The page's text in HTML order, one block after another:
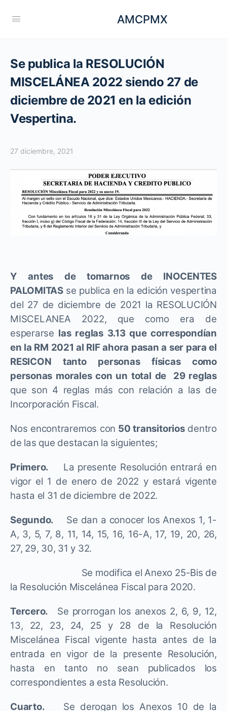
AMCPMX
Se publica la RESOLUCIÓN
MISCELÁNEA 2022 siendo 27 de
diciembre de 2021 en la edición
Vespertina.
27 diciembre, 2021
Y antes de tomarnos de INOCENTES
PALOMITASse publica en la edición vespertina
del 27 de diciembre de 2021 la RESOLUCIÓN
MISCELANEA 2022, que como era de
esperarse las reglas 3.13 que correspondían
en la RM 2021 al RIF ahora pasan a ser para el
RESICON tanto personas físicas como
personas morales con un total de 29 reglas
que son 4 reglas más con relación a las de
Incorporación Fiscal.
Nos encontraremos con 50 transitoriosdentro
de las que destacan la siguientes;
Primero. La presente Resolución entrará en
vigor el 1 de enero de 2022 y estará vigente
hasta el 31 de diciembre de 2022.
Segundo. Se dan a conocer los Anexos 1, 1-
A, 3, 5, 7, 8, 11, 14, 15, 16, 16-A, 17, 19, 20, 26,
27, 29, 30, 31 y 32.
Se modifica el Anexo 25-Bis de
la Resolución Miscelánea Fiscal para 2020.
Tercero. Se prorrogan los anexos 2, 6, 9, 12,
13, 22, 23, 24, 25 y 28 de la Resolución
Miscelánea Fiscal vigente hasta antes de la
entrada en vigor de la presente Resolución,
hasta en tanto no sean publicados los
correspondientes a esta Resolución.
Cuarto. Se derogan los Anexos 10 de la